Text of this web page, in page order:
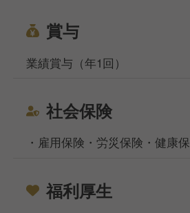
賞与
業績賞与（年1回）
社会保険
・雇用保険・労災保険・健康
福利厚生